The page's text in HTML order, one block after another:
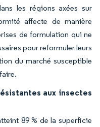
les régions axées sur
affecte de manière
de formulation qui ne
pour reformuler leurs
du marché susceptible
aux insectes
89 % de la superficie